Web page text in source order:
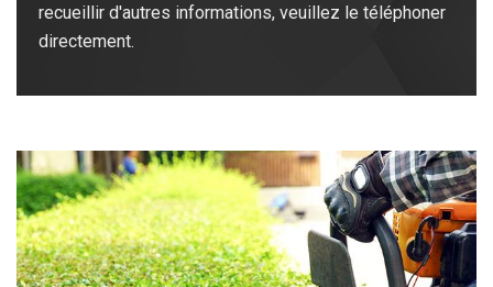
recueillir d'autres informations, veuillez le téléphoner
directement.